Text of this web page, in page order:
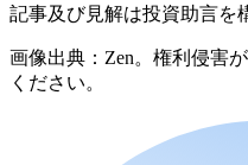
記事及び見解は投資助言を
画像出典：Zen。権利侵害
ください。